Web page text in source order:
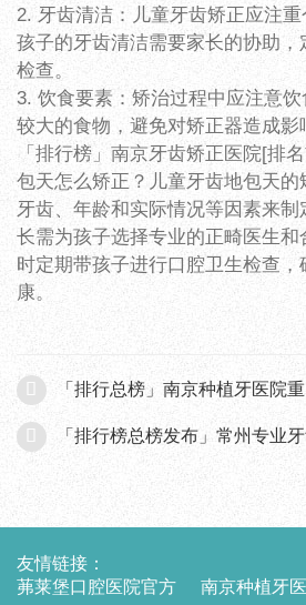
2. 牙齿清洁：儿童牙齿矫正应注重
孩子的牙齿清洁需要家长的协助，
检查。
3. 饮食要素：矫治过程中应注意
较大的食物，避免对矫正器造成影
「排行榜」南京牙齿矫正医院[排
包天怎么矫正？儿童牙齿地包天的
牙齿、年龄和实际情况等因素来
长需为孩子选择专业的正畸医生和
时定期带孩子进行口腔卫生检查，
康。
「排行总榜」南京种植牙医院重点医院‘
「排行榜总榜发布」常州专业牙齿美白医院排
友情链接：
茀莱堡口腔医院官方
南京种植牙